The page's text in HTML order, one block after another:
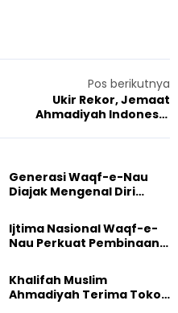
Pos berikutnya
Ukir Rekor, Jemaat
Ahmadiyah Indonesia
Generasi Waqf-e-Nau
Diajak Mengenal Diri
Dunia
Ijtima Nasional Waqf-e-
Nau Perkuat Pembinaan
Masa Depan
Khalifah Muslim
Ahmadiyah Terima Tokoh